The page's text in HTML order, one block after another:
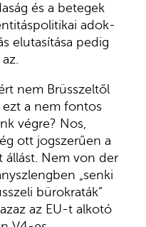
és a betegek
adok-
elutasítása pedig
nem Brüsszeltől
ezt a nem fontos
végre? Nos,
ott jogszerűen a
Nem von der
„senki
bürokraták”
az EU-t alkotó